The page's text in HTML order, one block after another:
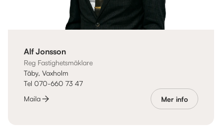
Alf Jonsson
Reg Fastighetsmäklare
Täby, Vaxholm
Tel 070-660 73 47
Maila
Mer info